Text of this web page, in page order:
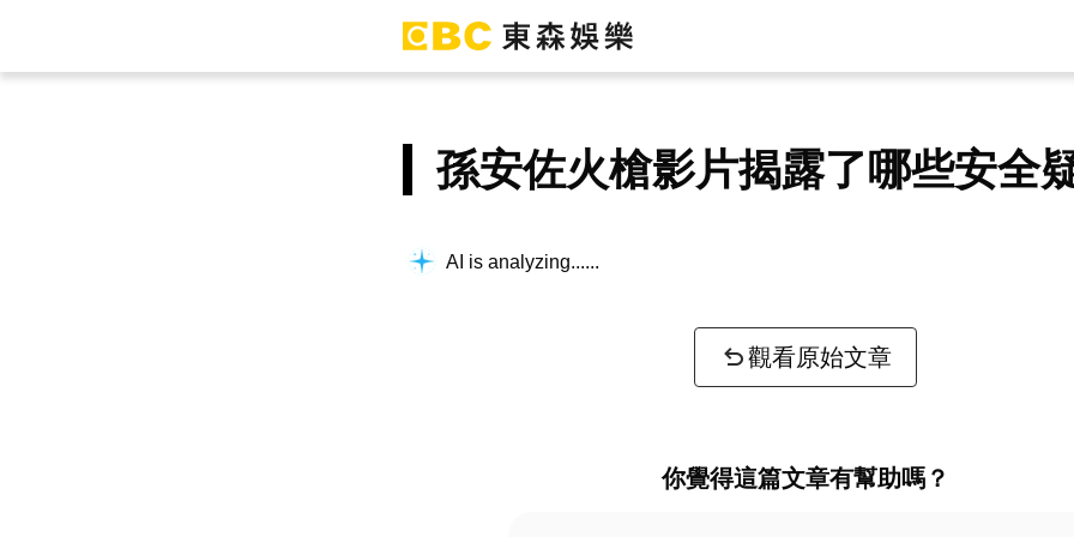
孫安佐火槍影片揭露了哪些安全
AI is analyzing...
觀看原始文章
你覺得這篇文章有幫助嗎？